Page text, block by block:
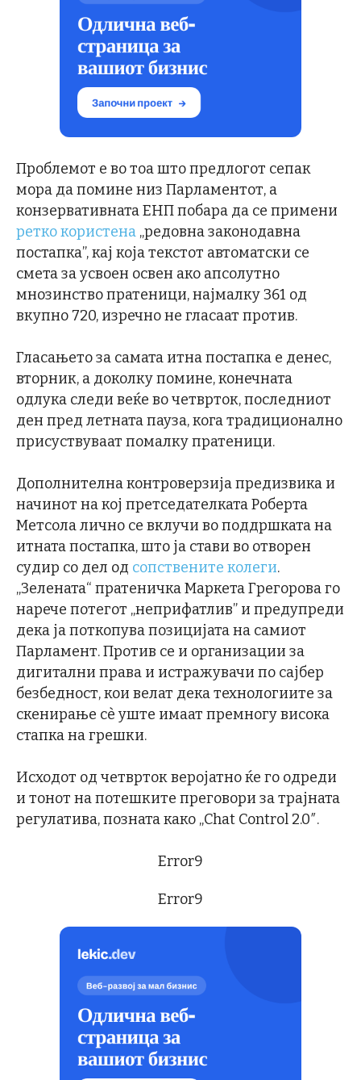
Проблемот е во тоа што предлогот сепак
мора да помине низ Парламентот, а
конзервативната ЕНП побара да се примени
ретко користена „редовна законодавна
постапка”, кај која текстот автоматски се
смета за усвоен освен ако апсолутно
мнозинство пратеници, најмалку 361 од
вкупно 720, изречно не гласаат против.
Гласањето за самата итна постапка е денес,
вторник, а доколку помине, конечната
одлука следи веќе во четврток, последниот
ден пред летната пауза, кога традиционално
присуствуваат помалку пратеници.
Дополнителна контроверзија предизвика и
начинот на кој претседателката Роберта
Метсола лично се вклучи во поддршката на
итната постапка, што ја стави во отворен
судир со дел од сопствените колеги.
„Зелената“ пратеничка Маркета Грегорова го
нарече потегот „неприфатлив” и предупреди
дека ја поткопува позицијата на самиот
Парламент. Против се и организации за
дигитални права и истражувачи по сајбер
безбедност, кои велат дека технологиите за
скенирање сè уште имаат премногу висока
стапка на грешки.
Исходот од четврток веројатно ќе го одреди
и тонот на потешките преговори за трајната
регулатива, позната како „Chat Control 2.0″.
Error9
Error9